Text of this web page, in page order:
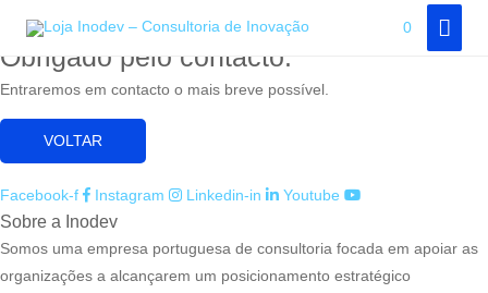
content
0
Adicione aqui o texto do seu título
Obrigado pelo contacto.
Entraremos em contacto o mais breve possível.
VOLTAR
Facebook-f Instagram Linkedin-in Youtube
Sobre a Inodev
Somos uma empresa portuguesa de consultoria focada em apoiar as
organizações a alcançarem um posicionamento estratégico